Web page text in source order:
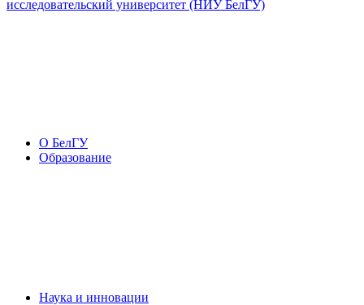
О БелГУ
Образование
Наука и инновации